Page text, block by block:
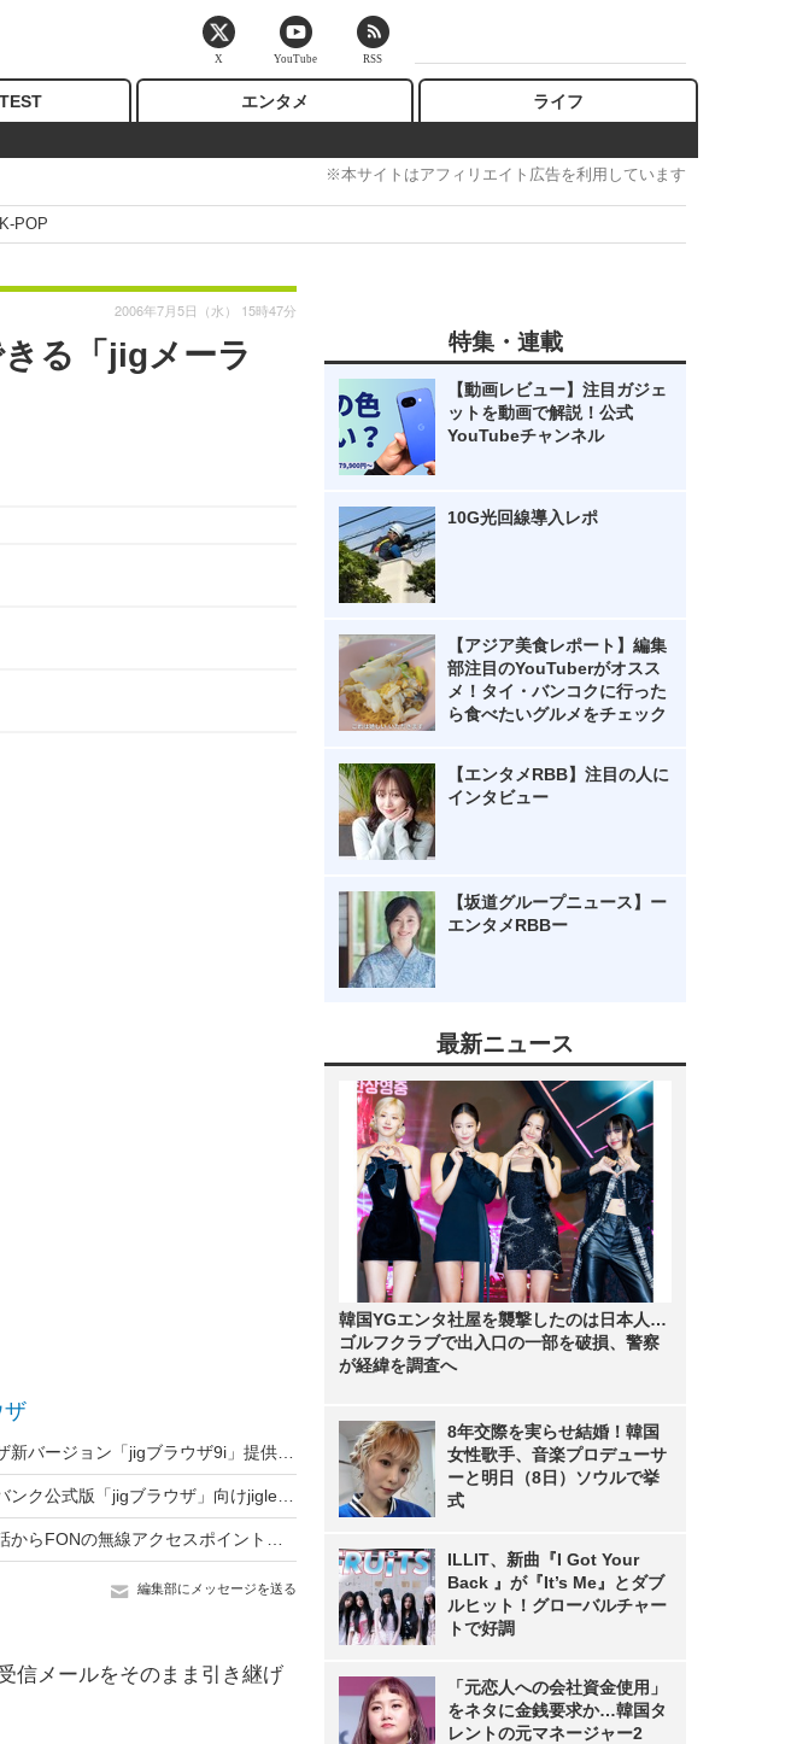
エンタメ ライフ
※本サイトはアフィリエイト広告を利用しています
K-POP
る「jigメーラ
2006年7月5日（水） 15時47分
ザ
編集部にメッセージを送る
信メールをそのまま引き継げ
特集・連載
【動画レビュー】注目ガジェ
ットを動画で解説！公式
YouTubeチャンネル
10G光回線導入レポ
【アジア美食レポート】編集
部注目のYouTuberがオスス
メ！タイ・バンコクに行った
ら食べたいグルメをチェック
【エンタメRBB】注目の人に
インタビュー
【坂道グループニュース】ー
エンタメRBBー
最新ニュース
韓国YGエンタ社屋を襲撃したのは日本人…
ゴルフクラブで出入口の一部を破損、警察
が経緯を調査へ
8年交際を実らせ結婚！韓国
女性歌手、音楽プロデューサ
ーと明日（8日）ソウルで挙
式
ILLIT、新曲『I Got Your
Back 』が『It’s Me』とダブ
ルヒット！グローバルチャー
トで好調
「元恋人への会社資金使用」
をネタに金銭要求か…韓国タ
レントの元マネージャー2
X YouTube RSS